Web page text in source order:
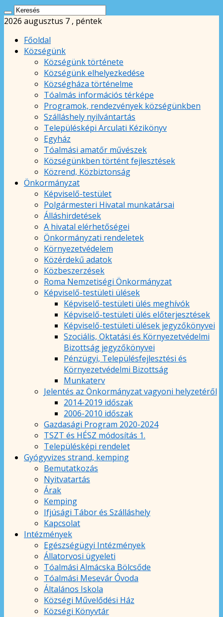
2026 augusztus 7 , péntek
Főoldal
Községünk
Községünk története
Községünk elhelyezkedése
Községháza történelme
Tóalmás információs térképe
Programok, rendezvények községünkben
Szálláshely nyilvántartás
Településképi Arculati Kézikönyv
Egyház
Tóalmási amatőr művészek
Községünkben történt fejlesztések
Közrend, Közbiztonság
Önkormányzat
Képviselő-testület
Polgármesteri Hivatal munkatársai
Álláshirdetések
A hivatal elérhetőségei
Önkormányzati rendeletek
Környezetvédelem
Közérdekű adatok
Közbeszerzések
Roma Nemzetiségi Önkormányzat
Képviselő-testületi ülések
Képviselő-testületi ülés meghívók
Képviselő-testületi ülés előterjesztések
Képviselő-testületi ülések jegyzőkönyvei
Szociális, Oktatási és Környezetvédelmi
Bizottság jegyzőkönyvei
Pénzügyi, Településfejlesztési és
Környezetvédelmi Bizottság
Munkaterv
Jelentés az Önkormányzat vagyoni helyzetéről
2014-2019 időszak
2006-2010 időszak
Gazdasági Program 2020-2024
TSZT és HÉSZ módosítás 1.
Településképi rendelet
Gyógyvizes strand, kemping
Bemutatkozás
Nyitvatartás
Árak
Kemping
Ifjúsági Tábor és Szálláshely
Kapcsolat
Intézmények
Egészségügyi Intézmények
Állatorvosi ügyeleti
Tóalmási Almácska Bölcsőde
Tóalmási Mesevár Óvoda
Általános Iskola
Községi Művelődési Ház
Községi Könyvtár